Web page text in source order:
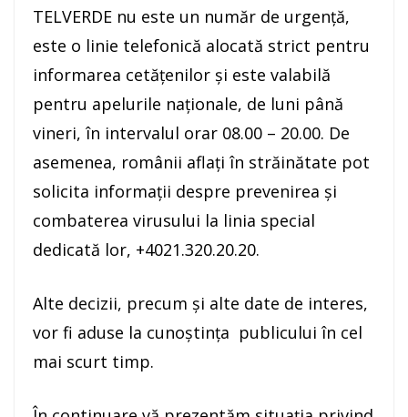
TELVERDE nu este un număr de urgență,
este o linie telefonică alocată strict pentru
informarea cetățenilor și este valabilă
pentru apelurile naționale, de luni până
vineri, în intervalul orar 08.00 – 20.00. De
asemenea, românii aflați în străinătate pot
solicita informații despre prevenirea și
combaterea virusului la linia special
dedicată lor, +4021.320.20.20.
Alte decizii, precum și alte date de interes,
vor fi aduse la cunoștința publicului în cel
mai scurt timp.